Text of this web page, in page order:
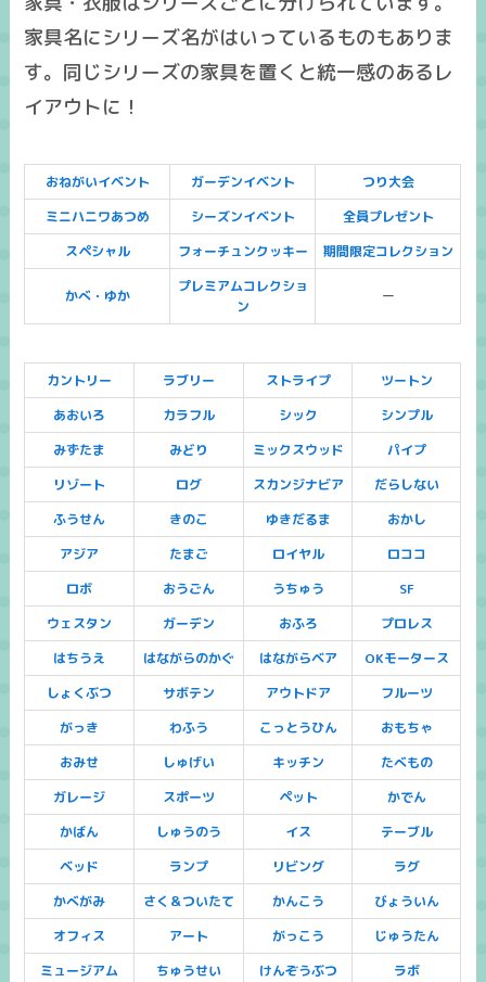
家具名にシリーズ名がはいっているものもありま
す。同じシリーズの家具を置くと統一感のあるレ
イアウトに！
おねがいイベント ガーデンイベント
つり大会
ミニハニワあつめ
シーズンイベント
全員プレゼント
スペシャル
フォーチュンクッキー 期間限定コレクション
かべ・ゆか
プレミアムコレクショ
ン
ー
カントリー ラブリー ストライプ
ツートン
あおいろ
カラフル シック
シンプル
みずたま
みどり ミックスウッド
パイプ
リゾート
ログ スカンジナビア
だらしない
ふうせん
きのこ ゆきだるま
おかし
アジア
たまご ロイヤル
ロココ
ロボ
おうごん うちゅう
SF
ウェスタン
ガーデン おふろ
プロレス
はちうえ
はながらのかぐ はながらベア
OKモータース
しょくぶつ
サボテン アウトドア
フルーツ
がっき
わふう こっとうひん
おもちゃ
おみせ
しゅげい キッチン
たべもの
ガレージ
スポーツ ペット
かでん
かばん
しゅうのう イス
テーブル
ベッド
ランプ リビング
ラグ
かべがみ
さく＆ついたて かんこう
びょういん
オフィス
アート がっこう
じゅうたん
ミュージアム
ちゅうせい けんぞうぶつ
ラボ